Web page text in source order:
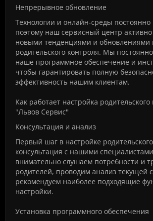
Непрерывное обновление
Технологии и онлайн-среды постоянно
поэтому наш сервисный центр активно
новыми тенденциями и обновлениями
родительского контроля. Мы
наше программное обеспечение и
чтобы гарантировать полную
эффективность нашим клиентам.
Как работает настройка родительского
"Львов Сервис"
Консультация и анализ
Первый шаг в настройке
консультация с нашими
внимательно слушаем потребности и
родителей, проводим анализ текущей
рекомендуем наиболее подходящие
настройки.
Установка программного обеспечения